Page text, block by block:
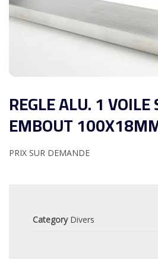
REGLE ALU. 1
EMBOUT
PRIX SUR DEMANDE
Category Divers